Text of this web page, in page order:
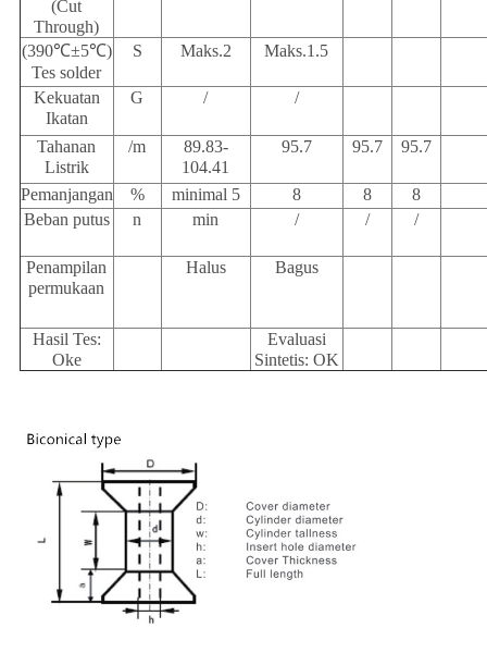
(Cut
Through)
(390℃±5℃)
Tes solder
S Maks.2 Maks.1.5
Kekuatan
Ikatan
G / /
Tahanan
Listrik
/m
89.83-
104.41
95.7 95.7 95.7
Pemanjangan % minimal 5 8 8
8
Beban putus
n min / / /
Penampilan
permukaan
Halus Bagus
Hasil Tes:
Oke
Evaluasi
Sintetis: OK